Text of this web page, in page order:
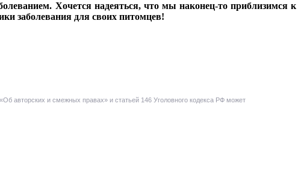
Хочется надеяться, что мы наконец-то приблизимся к
заболевания для своих питомцев!
авторских и смежных правах» и статьей 146 Уголовного кодекса РФ может